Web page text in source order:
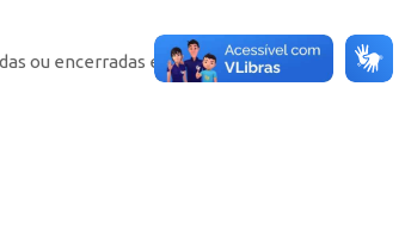
ou encerradas em cada